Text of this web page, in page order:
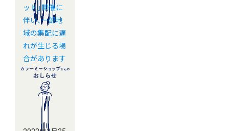
ット」開催に
伴い、一部地
域の集配に遅
れが生じる場
合があります